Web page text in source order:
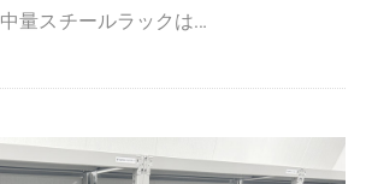
量スチールラックは…